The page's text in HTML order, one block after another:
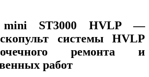
mini ST3000 HVLP —
системы HVLP
ремонта и
работ